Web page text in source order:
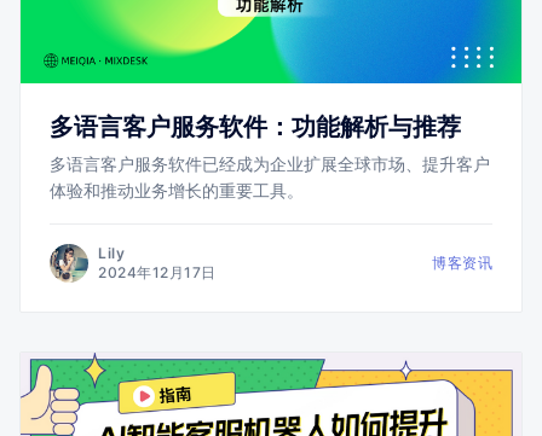
多语言客户服务软件：功能解析与推荐
多语言客户服务软件已经成为企业扩展全球市场、提升客户
体验和推动业务增长的重要工具。
Lily
2024年12月17日
博客资讯